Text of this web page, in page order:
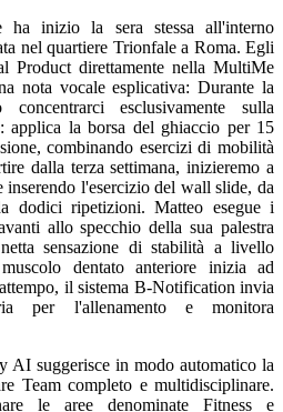
ha inizio la sera stessa all'interno
nel quartiere Trionfale a Roma. Egli
direttamente nella MultiMe
nota vocale esplicativa: Durante la
concentrarci esclusivamente sulla
applica la borsa del ghiaccio per 15
combinando esercizi di mobilità
dalla terza settimana, inizieremo a
inserendo l'esercizio del wall slide, da
dodici ripetizioni. Matteo esegue i
allo specchio della sua palestra
sensazione di stabilità a livello
dentato anteriore inizia ad
il sistema B-Notification invia
per l'allenamento e monitora
AI suggerisce in modo automatico la
Team completo e multidisciplinare.
le aree denominate Fitness e